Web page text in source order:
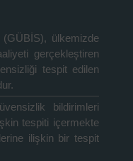
ülkemizde
gerçekleştiren
tespit edilen
bildirimleri
tespiti içermekte
ilişkin bir tespit